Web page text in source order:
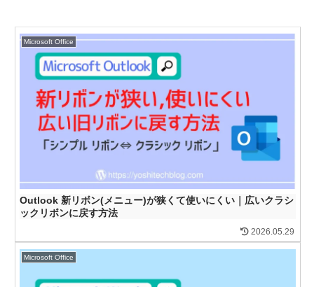
Microsoft Office
Outlook 新リボン(メニュー)が狭くて使いにくい｜広いクラシ
ックリボンに戻す方法
2026.05.29
Microsoft Office